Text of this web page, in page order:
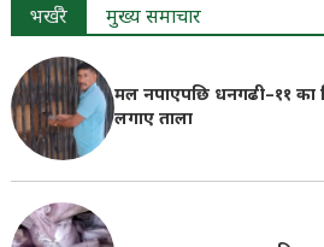
भर्खरै मुख्य समाचार
मल नपाएपछि धनगढी–११ का
लगाए ताला